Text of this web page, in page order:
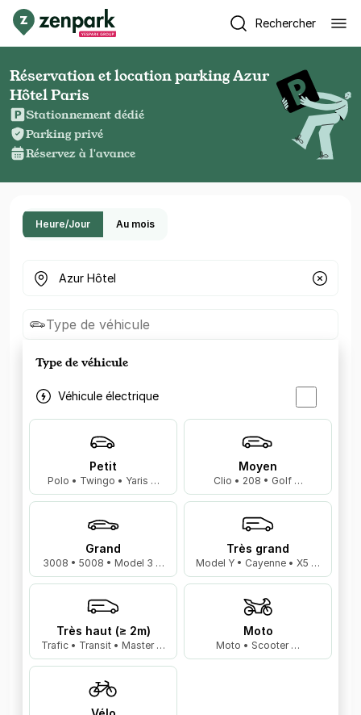
Rechercher
Réservation et location parking Azur
Hôtel Paris
Stationnement dédié
Parking privé
Réservez à l'avance
Heure/Jour Au mois
Où cherchez-vous un parking ?
Type de véhicule
Type de véhicule
Véhicule électrique
Petit
Polo • Twingo • Yaris …
Moyen
Clio • 208 • Golf …
Grand
3008 • 5008 • Model 3 …
Très grand
Model Y • Cayenne • X5 …
Très haut (≥ 2m)
Trafic • Transit • Master …
Moto
Moto • Scooter …